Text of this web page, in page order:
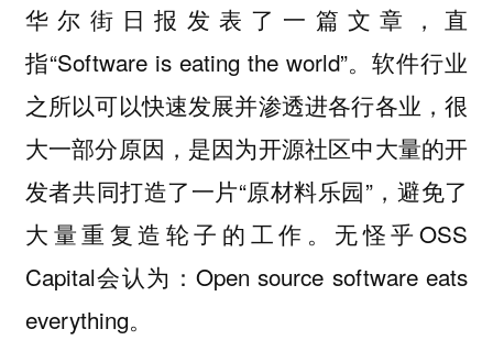
华尔街日报发表了一篇文章，直
指“Software is eating the world”。软件行业
之所以可以快速发展并渗透进各行各业，很
大一部分原因，是因为开源社区中大量的开
发者共同打造了一片“原材料乐园”，避免了
大量重复造轮子的工作。无怪乎OSS
Capital会认为：Open source software eats
everything。